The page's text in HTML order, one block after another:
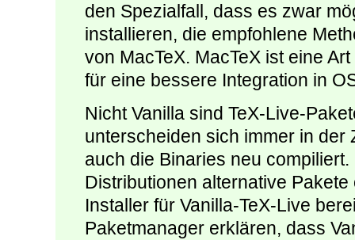
den Spezialfall, dass es zwar
installieren, die empfohlene
von MacTeX. MacTeX ist eine
für eine bessere Integration in
Nicht Vanilla sind TeX-Live-
unterscheiden sich immer in der
auch die Binaries neu
Distributionen alternative
Installer für Vanilla-TeX-Live
Paketmanager erklären, dass